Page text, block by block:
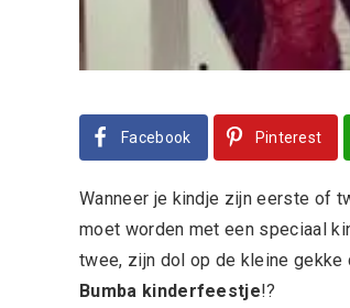
Facebook Pinterest
Wanneer je kindje zijn eerste of
moet worden met een speciaal
twee, zijn dol op de kleine
Bumba kinderfeestje!?